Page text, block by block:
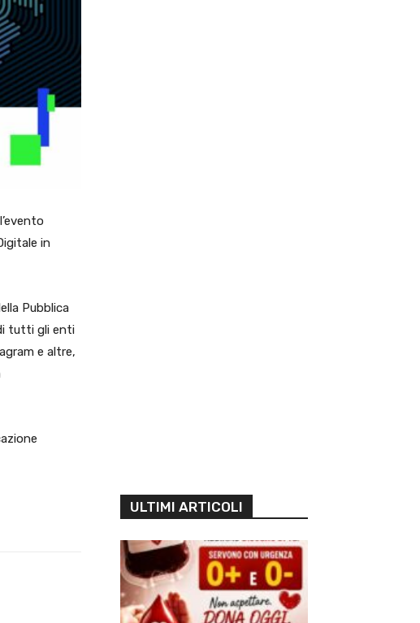
in
Pubblica
tutti gli enti
e altre,
Linkedin ReddIt
ULTIMI ARTICOLI